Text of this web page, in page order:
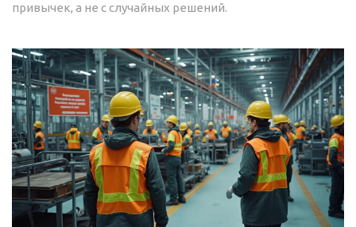
привычек, а не с случайных решений.